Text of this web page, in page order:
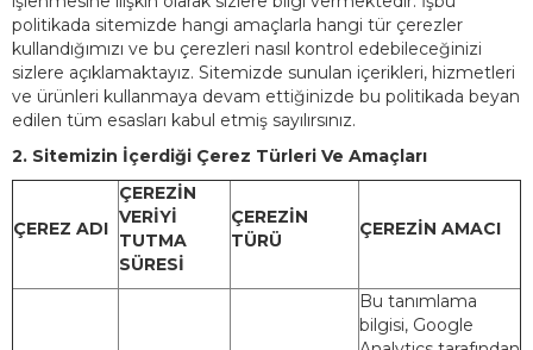
politikada sitemizde hangi amaçlarla hangi tür çerezler
kullandığımızı ve bu çerezleri nasıl kontrol edebileceğinizi
sizlere açıklamaktayız. Sitemizde sunulan içerikleri, hizmetleri
ve ürünleri kullanmaya devam ettiğinizde bu politikada beyan
edilen tüm esasları kabul etmiş sayılırsınız.
2. Sitemizin İçerdiği Çerez Türleri Ve Amaçları
ÇEREZ ADI
ÇEREZİN
VERİYİ
TUTMA
SÜRESİ
ÇEREZİN
TÜRÜ
ÇEREZİN AMACI
Bu tanımlama
bilgisi, Google